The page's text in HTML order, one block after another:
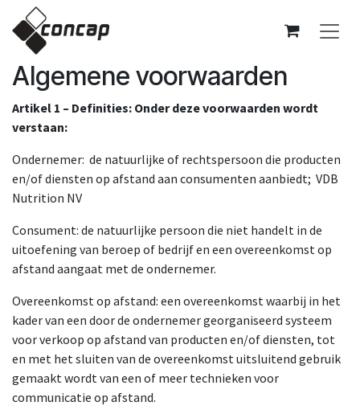
Overslaan naar inhoud
Algemene voorwaarden
Artikel 1 – Definities: Onder deze voorwaarden wordt
verstaan:
​Ondernemer: de natuurlijke of rechtspersoon die producten
en/of diensten op afstand aan consumenten aanbiedt; VDB
Nutrition NV
Consument: de natuurlijke persoon die niet handelt in de
uitoefening van beroep of bedrijf en een overeenkomst op
afstand aangaat met de ondernemer.
​Overeenkomst op afstand: een overeenkomst waarbij in het
kader van een door de ondernemer georganiseerd systeem
voor verkoop op afstand van producten en/of diensten, tot
en met ​het sluiten van de overeenkomst uitsluitend gebruik
gemaakt wordt van een of meer technieken voor
communicatie op afstand.